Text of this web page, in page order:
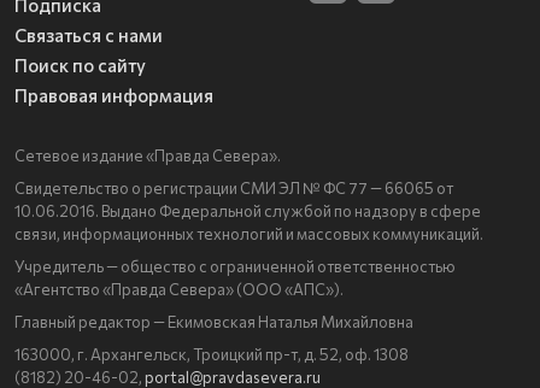
Подписка
Связаться с нами
Поиск по сайту
Правовая информация
Сетевое издание «Правда Севера».
Свидетельство о регистрации СМИ ЭЛ № ФС 77 — 66065 от
10.06.2016. Выдано Федеральной службой по надзору в сфере
связи, информационных технологий и массовых коммуникаций.
Учредитель — общество с ограниченной ответственностью
«Агентство «Правда Севера» (ООО «АПС»).
Главный редактор — Екимовская Наталья Михайловна
163000, г. Архангельск, Троицкий пр-т, д. 52, оф. 1308
(8182) 20-46-02, portal@pravdasevera.ru